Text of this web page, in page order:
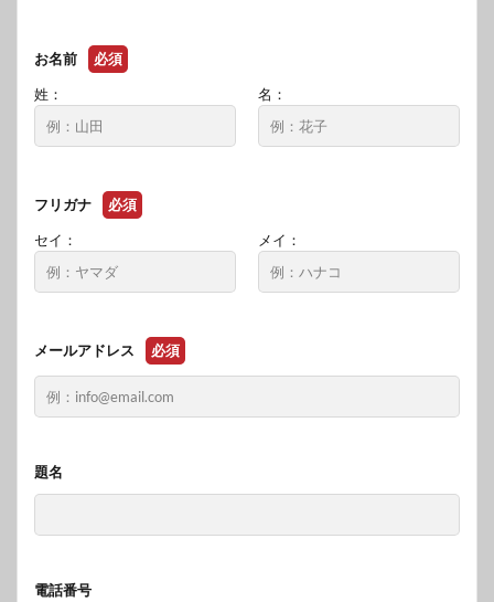
お名前
必須
姓：
名：
フリガナ
必須
セイ：
メイ：
メールアドレス 必須
題名
電話番号